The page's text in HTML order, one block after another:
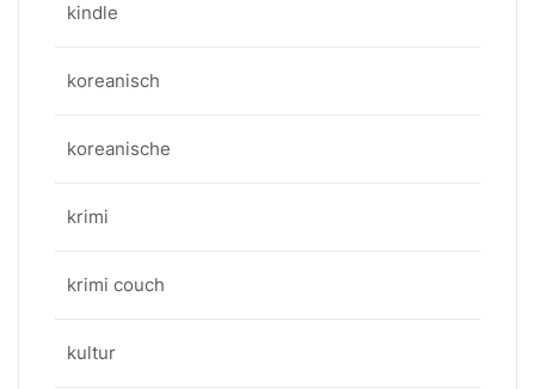
kindle
koreanisch
koreanische
krimi
krimi couch
kultur